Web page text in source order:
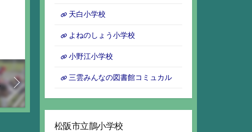
天白小学校
よねのしょう小学校
小野江小学校
三雲みんなの図書館コミュカル
松阪市立鵲小学校